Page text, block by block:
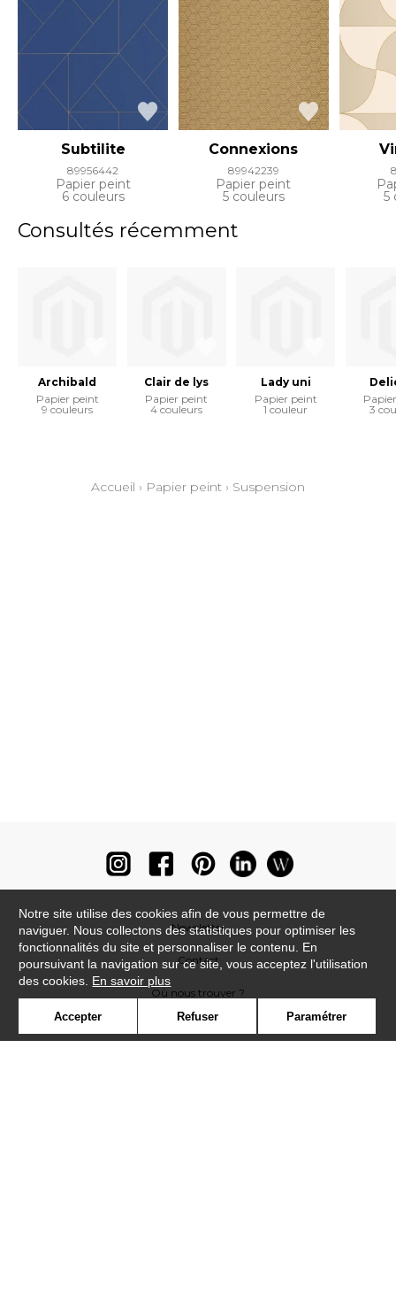
Subtilite
89956442
Papier peint
6 couleurs
Connexions
89942239
Papier peint
5 couleurs 5
Consultés récemment
Archibald
Papier peint
9 couleurs
Clair de lys
Papier peint
4 couleurs
Lady uni
Papier peint
1 couleur
3
Accueil › Papier peint › Suspension
Newsletter
Contact
Où nous trouver ?
Notre site utilise des cookies afin de vous permettre de
naviguer. Nous collectons des statistiques pour optimiser les
fonctionnalités du site et personnaliser le contenu. En
poursuivant la navigation sur ce site, vous acceptez l'utilisation
des cookies. En savoir plus
Accepter Refuser Paramétrer